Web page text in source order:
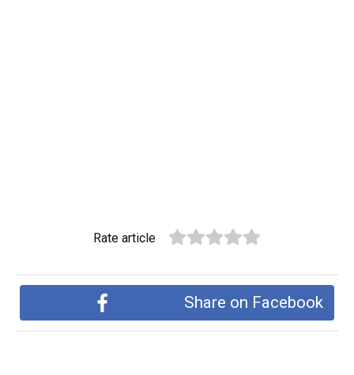
Rate article
Share on Facebook